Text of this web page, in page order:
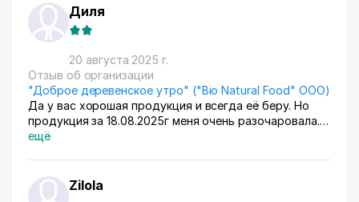
тёмный. вкус как будь-то помешали газировку с
колой. Прошу проверить продукт и ответить мне как
потребителю
Диля
20 августа 2025 г.
Отзыв об организации
"Доброе деревенское утро" ("Bio Natural Food" ООО)
Да у вас хорошая продукция и всегда её беру. Но
продукция за 18.08.2025г меня очень разочаровала. В
особенности Сметана и творог. Вкус подгоревшего
ещё
Zilola